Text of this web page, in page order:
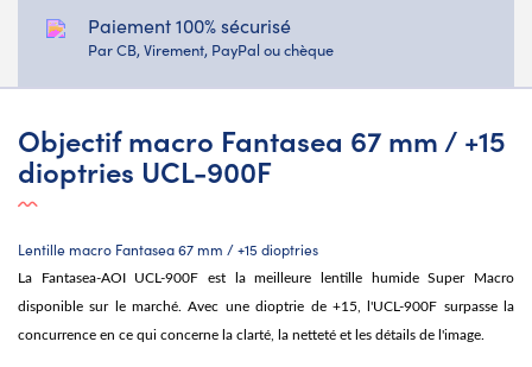
Paiement 100% sécurisé
Par CB, Virement, PayPal ou chèque
Objectif macro Fantasea 67 mm / +15
dioptries UCL-900F
Lentille macro Fantasea 67 mm / +15 dioptries
La Fantasea-AOI UCL-900F est la meilleure lentille humide Super Macro
disponible sur le marché. Avec une dioptrie de +15, l'UCL-900F surpasse la
concurrence en ce qui concerne la clarté, la netteté et les détails de l'image.